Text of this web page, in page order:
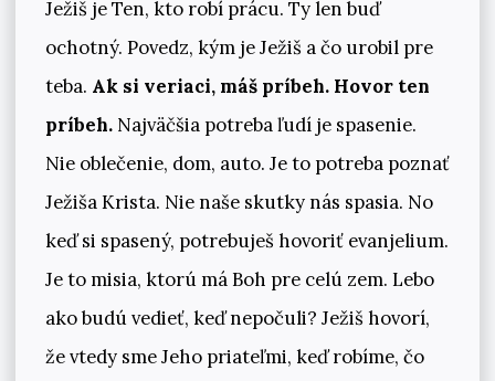
Ježiš je Ten, kto robí prácu. Ty len buď
ochotný. Povedz, kým je Ježiš a čo urobil pre
teba. Ak si veriaci, máš príbeh. Hovor ten
príbeh.Najväčšia potreba ľudí je spasenie.
Nie oblečenie, dom, auto. Je to potreba poznať
Ježiša Krista. Nie naše skutky nás spasia. No
keď si spasený, potrebuješ hovoriť evanjelium.
Je to misia, ktorú má Boh pre celú zem. Lebo
ako budú vedieť, keď nepočuli? Ježiš hovorí,
že vtedy sme Jeho priateľmi, keď robíme, čo